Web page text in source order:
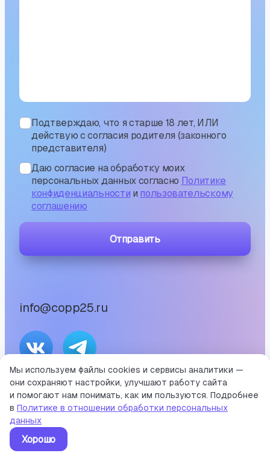
info@copp25.ru
Подтверждаю, что я старше 18 лет, ИЛИ
действую с согласия родителя (законного
представителя)
Даю согласие на обработку моих
персональных данных согласно Политике
конфиденциальности и пользовательскому
соглашению
Отправить
©2026
Портал среднего профессионального образования
Мы используем файлы cookies и сервисы аналитики —
они сохраняют настройки, улучшают работу сайта
и помогают нам понимать, как им пользуются. Подробнее
в Политике в отношении обработки персональных
данных
Хорошо